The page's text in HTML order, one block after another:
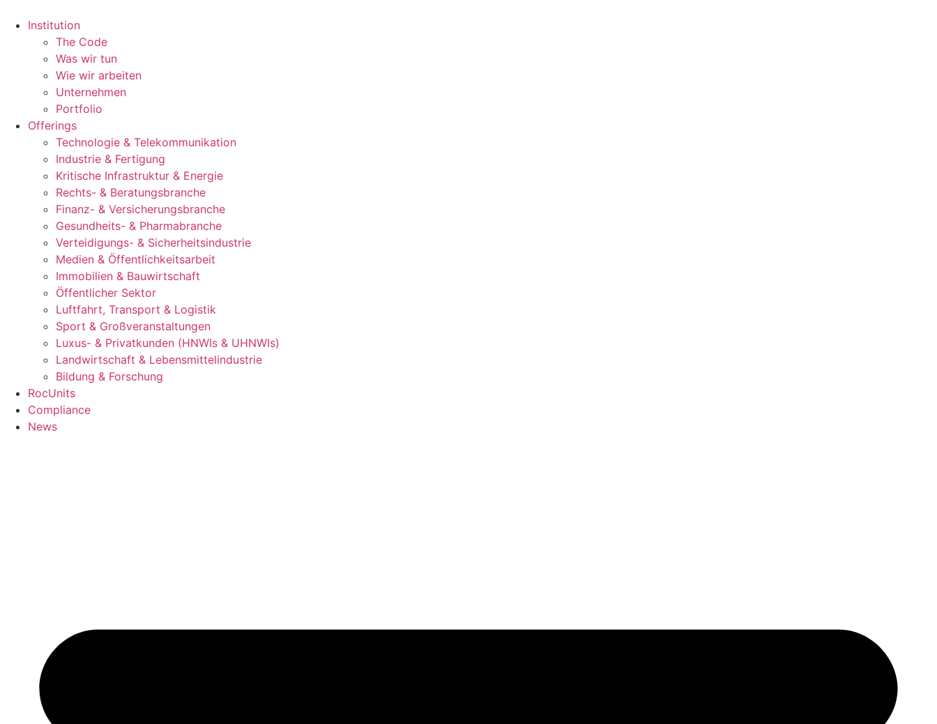
Inhalt
springen
Institution
The Code
Was wir tun
Wie wir arbeiten
Unternehmen
Portfolio
Offerings
Technologie & Telekommunikation
Industrie & Fertigung
Kritische Infrastruktur & Energie
Rechts- & Beratungsbranche
Finanz- & Versicherungsbranche
Gesundheits- & Pharmabranche
Verteidigungs- & Sicherheitsindustrie
Medien & Öffentlichkeitsarbeit
Immobilien & Bauwirtschaft
Öffentlicher Sektor
Luftfahrt, Transport & Logistik
Sport & Großveranstaltungen
Luxus- & Privatkunden (HNWIs & UHNWIs)
Landwirtschaft & Lebensmittelindustrie
Bildung & Forschung
RocUnits
Compliance
News